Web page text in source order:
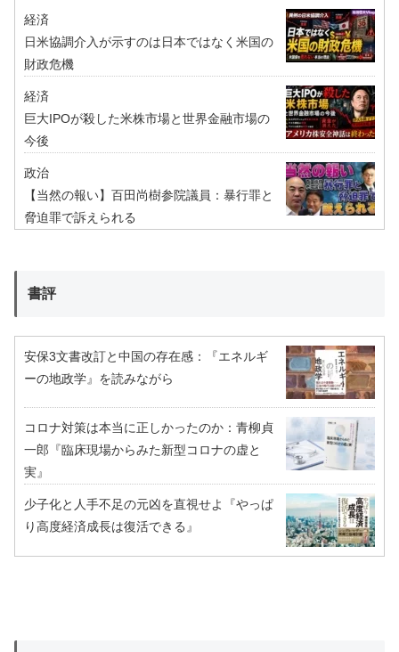
経済
日米協調介入が示すのは日本ではなく米国の
財政危機
経済
巨大IPOが殺した米株市場と世界金融市場の
今後
政治
【当然の報い】百田尚樹参院議員：暴行罪と
脅迫罪で訴えられる
書評
安保3文書改訂と中国の存在感：『エネルギ
ーの地政学』を読みながら
コロナ対策は本当に正しかったのか：青柳貞
一郎『臨床現場からみた新型コロナの虚と
実』
少子化と人手不足の元凶を直視せよ『やっぱ
り高度経済成長は復活できる』